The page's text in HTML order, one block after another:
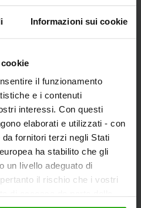
Informazioni sui cookie
il funzionamento
e i contenuti
interessi. Con questi
elaborati e utilizzati - con
fornitori terzi negli Stati
ha stabilito che gli
un livello adeguato di
il rischio che i vostri
Werbung
Ring 21 - 23
3000
kaernten.at
informati!